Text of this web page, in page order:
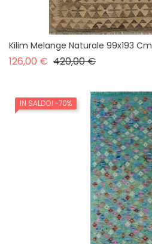
Kilim Melange Naturale 99x193 Cm
126,00 € Prezzo base
420,00 €Prezzo
IN SALDO! -70%